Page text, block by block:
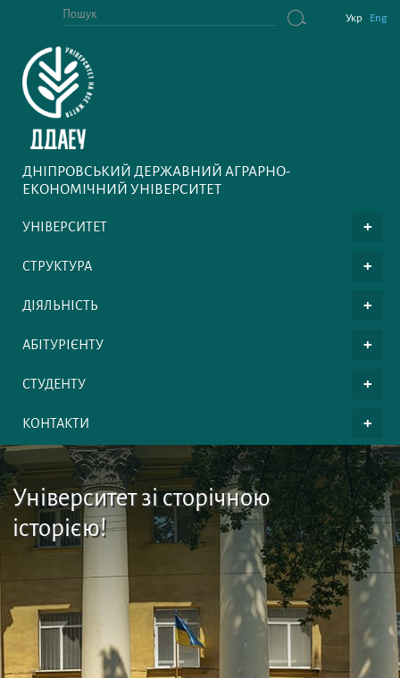
Укр Eng
ДНІПРОВСЬКИЙ ДЕРЖАВНИЙ АГРАРНО-
ЕКОНОМІЧНИЙ УНІВЕРСИТЕТ
УНІВЕРСИТЕТ
СТРУКТУРА
ДІЯЛЬНІСТЬ
АБІТУРІЄНТУ
СТУДЕНТУ
КОНТАКТИ
Університет зі сторічною
історією!